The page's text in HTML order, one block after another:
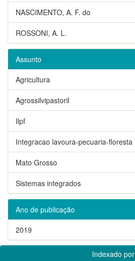
NASCIMENTO, A. F. do
ROSSONI, A. L.
Assunto
Agricultura
Agrossilvipastoril
Ilpf
Integracao lavoura-pecuaria-floresta
Mato Grosso
Sistemas integrados
Ano de publicação
2019
Indexado por